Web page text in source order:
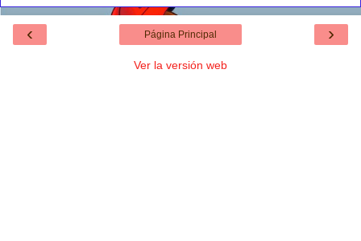
‹ ›
Página Principal
Ver la versión web